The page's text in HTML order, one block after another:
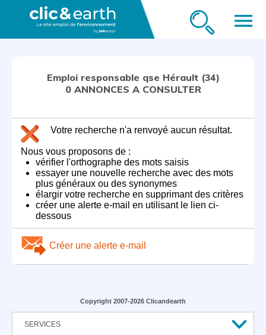
menu
Emploi responsable qse Hérault (34)
0 ANNONCES A CONSULTER
Votre recherche n'a renvoyé aucun résultat.
Nous vous proposons de :
vérifier l'orthographe des mots saisis
essayer une nouvelle recherche avec des mots
plus généraux ou des synonymes
élargir votre recherche en supprimant des critères
créer une alerte e-mail en utilisant le lien ci-
dessous
Créer une alerte e-mail
Copyright 2007-2026 Clicandearth
SERVICES